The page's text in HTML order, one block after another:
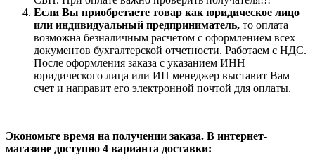
Если Вы приобретаете товар как юридическое лицо
или индивидуальный предприниматель, то оплата
возможна безналичным расчетом с оформлением всех
документов бухгалтерской отчетности. Работаем с НДС.
После оформления заказа с указанием ИНН
юридического лица или ИП менеджер выставит Вам
счет и направит его электронной почтой для оплаты.
Экономьте время на получении заказа. В интернет-
магазине доступно 4 варианта доставки: